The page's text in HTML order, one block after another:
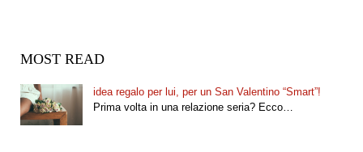
MOST READ
idea regalo per lui, per un San Valentino “Smart”!
Prima volta in una relazione seria? Ecco…